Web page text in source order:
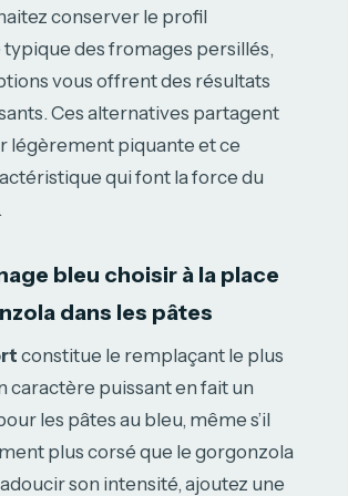
conserver le profil
des fromages persillés,
vous offrent des résultats
Ces alternatives partagent
légèrement piquante et ce
qui font la force du
bleu choisir à la place
dans les pâtes
constitue le remplaçant le plus
caractère puissant en fait un
les pâtes au bleu, même s’il
plus corsé que le gorgonzola
son intensité, ajoutez une